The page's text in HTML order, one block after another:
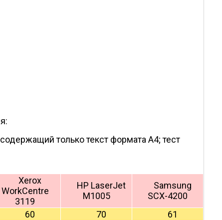
только текст формата A4; тест
Xerox
WorkCentre
3119
HP LaserJet
M1005
Samsung
SCX-4200
60 70
61